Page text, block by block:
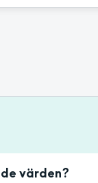
värden?